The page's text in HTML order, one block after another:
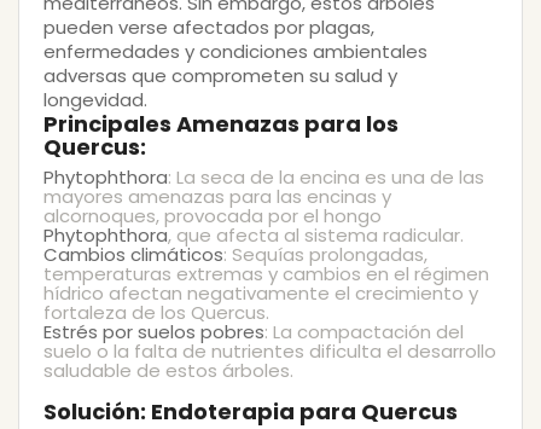
pueden verse afectados por plagas,
enfermedades y condiciones ambientales
adversas que comprometen su salud y
longevidad.
Principales Amenazas para los
Quercus:
Phytophthora: La seca de la encina es una de las
mayores amenazas para las encinas y
alcornoques, provocada por el hongo
Phytophthora, que afecta al sistema radicular.
Cambios climáticos: Sequías prolongadas,
temperaturas extremas y cambios en el régimen
hídrico afectan negativamente el crecimiento y
fortaleza de los Quercus.
Estrés por suelos pobres: La compactación del
suelo o la falta de nutrientes dificulta el desarrollo
saludable de estos árboles.
Solución: Endoterapia para Quercus